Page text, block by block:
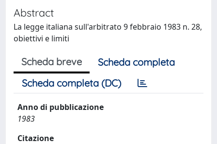
Abstract
La legge italiana sull'arbitrato 9 febbraio 1983 n. 28,
obiettivi e limiti
Scheda breve
Scheda completa
Scheda completa (DC)
Anno di pubblicazione
1983
Citazione